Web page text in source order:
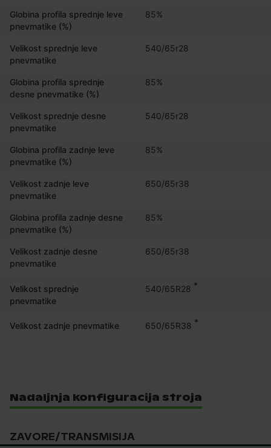
Globina profila sprednje leve
pnevmatike (%)
85%
Velikost sprednje leve
pnevmatike
540/65r28
Globina profila sprednje
desne pnevmatike (%)
85%
Velikost sprednje desne
pnevmatike
540/65r28
Globina profila zadnje leve
pnevmatike (%)
85%
Velikost zadnje leve
pnevmatike
650/65r38
Globina profila zadnje desne
pnevmatike (%)
85%
Velikost zadnje desne
pnevmatike
650/65r38
Velikost sprednje
pnevmatike
540/65R28 *
Velikost zadnje pnevmatike 650/65R38 *
Nadaljnja konfiguracija stroja
ZAVORE/TRANSMISIJA